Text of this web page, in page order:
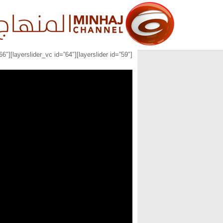
[layerslider id=”59″][layerslider_vc id=”64″][layerslider_vc id=”66″]